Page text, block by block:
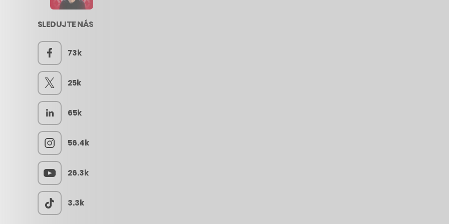
SLEDUJTE NÁS
73k
25k
65k
56.4k
26.3k
3.3k